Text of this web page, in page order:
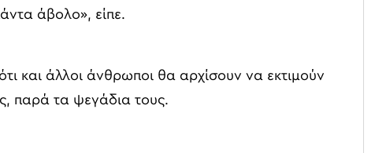
άβολο», είπε.
και άλλοι άνθρωποι θα αρχίσουν να εκτιμούν
παρά τα ψεγάδια τους.